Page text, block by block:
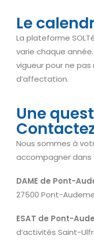
Le
La plateforme
varie chaque
vigueur pour ne
d’affectation.
Une
Nous sommes à
accompagner
DAME de Pont-
27500 Pont-
ESAT de Pont-
d’activités Saint-